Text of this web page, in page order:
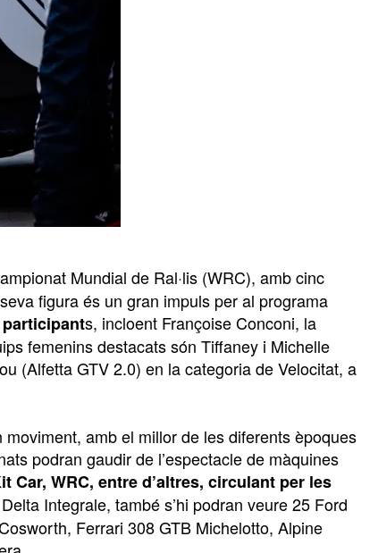
Mundial de Ral·lis (WRC), amb cinc
figura és un gran impuls per al programa
s, incloent Françoise Conconi, la
femenins destacats són Tiffaney i Michelle
(Alfetta GTV 2.0) en la categoria de Velocitat, a
amb el millor de les diferents èpoques
podran gaudir de l’espectacle de màquines
Car, WRC, entre d’altres, circulant per les
Integrale, també s’hi podran veure 25 Ford
Ferrari 308 GTB Michelotto, Alpine